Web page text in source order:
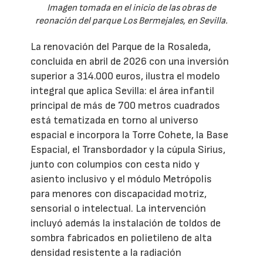
Imagen tomada en el inicio de las obras de
reonación del parque Los Bermejales, en Sevilla.
La renovación del Parque de la Rosaleda,
concluida en abril de 2026 con una inversión
superior a 314.000 euros, ilustra el modelo
integral que aplica Sevilla: el área infantil
principal de más de 700 metros cuadrados
está tematizada en torno al universo
espacial e incorpora la Torre Cohete, la Base
Espacial, el Transbordador y la cúpula Sirius,
junto con columpios con cesta nido y
asiento inclusivo y el módulo Metrópolis
para menores con discapacidad motriz,
sensorial o intelectual. La intervención
incluyó además la instalación de toldos de
sombra fabricados en polietileno de alta
densidad resistente a la radiación